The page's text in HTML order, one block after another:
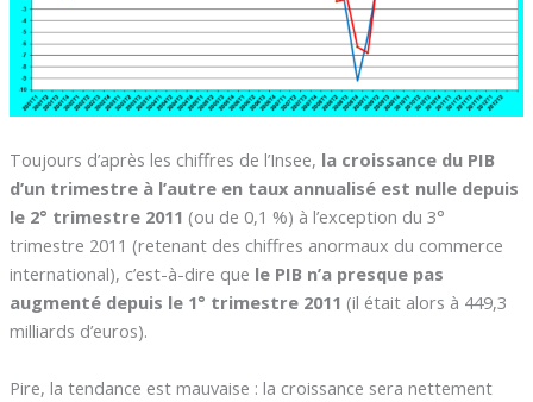
Toujours d’après les chiffres de l’Insee, la croissance du PIB
d’un trimestre à l’autre en taux annualisé est nulle depuis
le 2° trimestre 2011 (ou de 0,1 %) à l’exception du 3°
trimestre 2011 (retenant des chiffres anormaux du commerce
international), c’est-à-dire que le PIB n’a presque pas
augmenté depuis le 1° trimestre 2011 (il était alors à 449,3
milliards d’euros).
Pire, la tendance est mauvaise : la croissance sera nettement